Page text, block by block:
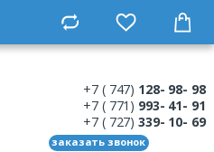
+7 ( 747) 128- 98- 98
+7 ( 771) 993- 41- 91
+7 ( 727) 339- 10- 69
заказать звонок